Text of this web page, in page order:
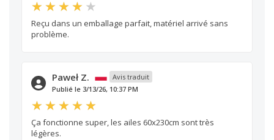
Reçu dans un emballage parfait, matériel arrivé sans
problème.
Paweł Z.
Avis traduit
Publié le 3/13/26, 10:37 PM
Ça fonctionne super, les ailes 60x230cm sont très
légères.